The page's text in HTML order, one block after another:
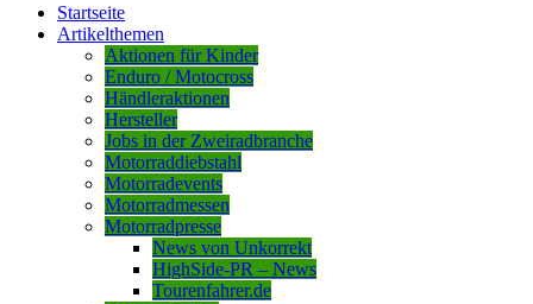
Startseite
Artikelthemen
Aktionen für Kinder
Enduro / Motocross
Händleraktionen
Hersteller
Jobs in der Zweiradbranche
Motorraddiebstahl
Motorradevents
Motorradmessen
Motorradpresse
News von Unkorrekt
HighSide-PR – News
Tourenfahrer.de